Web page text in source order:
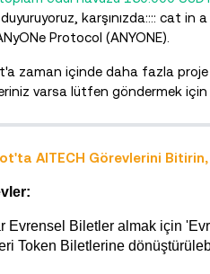
karşınızda:::: cat in
Protocol (ANYONE).
zaman içinde daha fazla proje
varsa lütfen göndermek için
AITECH Görevlerini
Evrensel Biletler almak için
Token Biletlerine